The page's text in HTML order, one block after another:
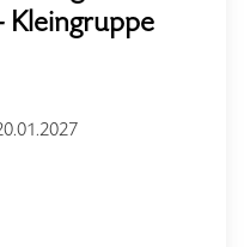
Kleingruppe